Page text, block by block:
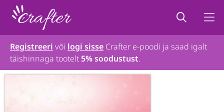
Registreeri või logi sisse Crafter e-poodi ja saad igalt
täishinnaga tootelt5% soodustust.